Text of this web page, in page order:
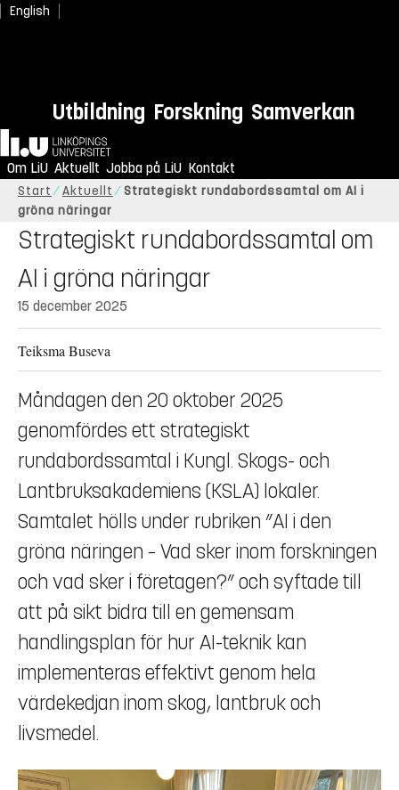
English
Utbildning Forskning Samverkan
Hem
Om LiU Aktuellt Jobba på LiU Kontakt
Start Aktuellt
Strategiskt rundabordssamtal om AI i
gröna näringar
Strategiskt rundabordssamtal om
AI i gröna näringar
15 december 2025
Teiksma Buseva
Måndagen den 20 oktober 2025
genomfördes ett strategiskt
rundabordssamtal i Kungl. Skogs- och
Lantbruksakademiens (KSLA) lokaler.
Samtalet hölls under rubriken ”AI i den
gröna näringen – Vad sker inom forskningen
och vad sker i företagen?” och syftade till
att på sikt bidra till en gemensam
handlingsplan för hur AI-teknik kan
implementeras effektivt genom hela
värdekedjan inom skog, lantbruk och
livsmedel.